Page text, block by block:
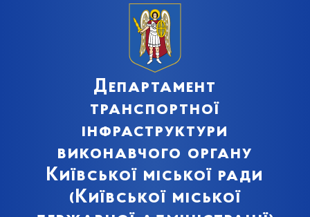
Департамент
транспортної
інфраструктури
виконавчого органу
Київської міської ради
(Київської міської